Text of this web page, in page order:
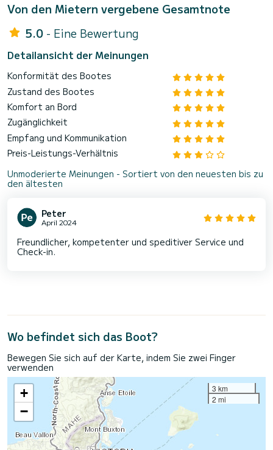
Von den Mietern vergebene Gesamtnote
5.0 - Eine Bewertung
Detailansicht der Meinungen
Konformität des Bootes
Zustand des Bootes
Komfort an Bord
Zugänglichkeit
Empfang und Kommunikation
Preis-Leistungs-Verhältnis
Unmoderierte Meinungen - Sortiert von den neuesten bis zu
den ältesten
Peter
April 2024
Freundlicher, kompetenter und speditiver Service und
Check-in.
Wo befindet sich das Boot?
Bewegen Sie sich auf der Karte, indem Sie zwei Finger
verwenden
+
−
3 km
2 mi